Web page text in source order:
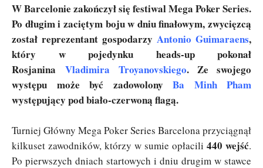
W Barcelonie zakończył się festiwal Mega Poker Series.
Po długim i zaciętym boju w dniu finałowym, zwycięzcą
został reprezentant gospodarzy Antonio Guimaraens,
który w pojedynku heads-up pokonał
RosjaninaVladimira Troyanovskiego. Ze swojego
występu może być zadowolony Ba Minh Pham
występujący pod biało-czerwoną flagą.
Turniej Główny Mega Poker Series Barcelona przyciągnął
kilkuset zawodników, którzy w sumie opłacili 440 wejść.
Po pierwszych dniach startowych i dniu drugim w stawce